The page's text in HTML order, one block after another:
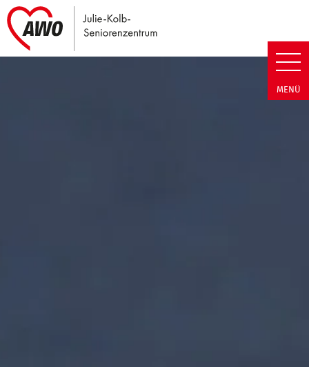
Julie-Kolb-Seniorenzentrum |
MENÜ